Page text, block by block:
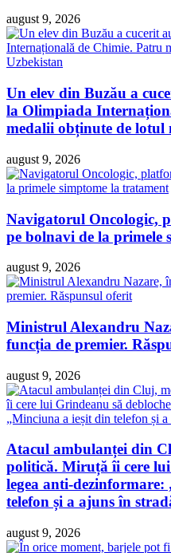
august 9, 2026
Un elev din Buzău a
la Olimpiada
medalii obținute de lotul
august 9, 2026
Navigatorul Oncologic,
pe bolnavi de la primele
august 9, 2026
Ministrul Alexandru
funcția de premier.
august 9, 2026
Atacul ambulanței din
politică. Miruță îi cere lui
legea anti-
telefon și a ajuns în
august 9, 2026